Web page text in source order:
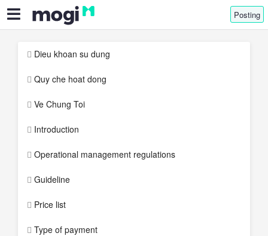
Posting
Dieu khoan su dung
Quy che hoat dong
Ve Chung Toi
Introduction
Operational management regulations
Guideline
Price list
Type of payment